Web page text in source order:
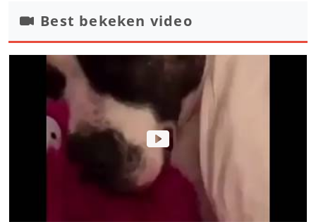
Best bekeken video